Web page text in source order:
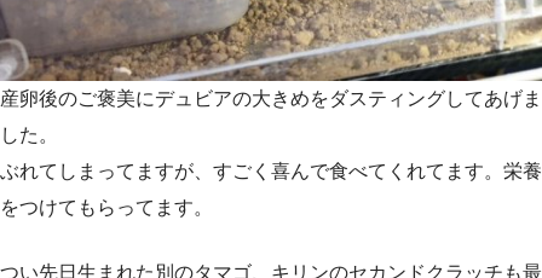
産卵後のご褒美にデュビアの大きめをダスティングしてあげま
した。
ぶれてしまってますが、すごく喜んで食べてくれてます。栄養
をつけてもらってます。
つい先日生まれた別のタマゴ、キリンのセカンドクラッチも最